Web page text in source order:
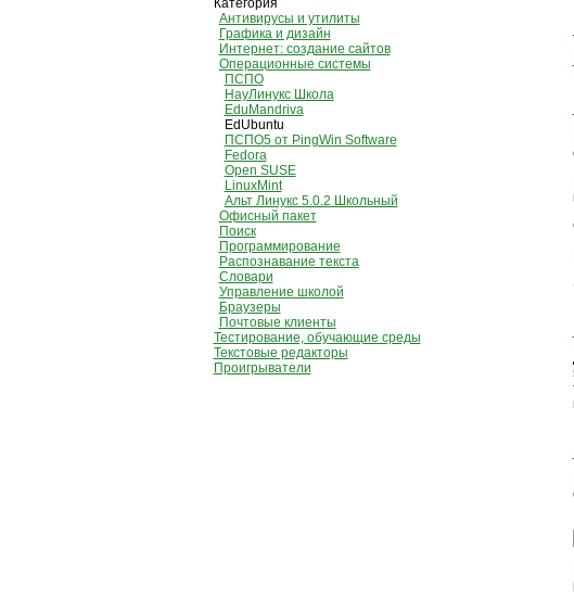
Категория
Антивирусы и утилиты
Графика и дизайн
Интернет: создание сайтов
Операционные системы
ПСПО
НауЛинукс Школа
EduMandriva
EdUbuntu
ПСПО5 от PingWin Software
Fedora
Open SUSE
LinuxMint
Альт Линукс 5.0.2 Школьный
Офисный пакет
Поиск
Программирование
Распознавание текста
Словари
Управление школой
Браузеры
Почтовые клиенты
Тестирование, обучающие среды
Текстовые редакторы
Проигрыватели